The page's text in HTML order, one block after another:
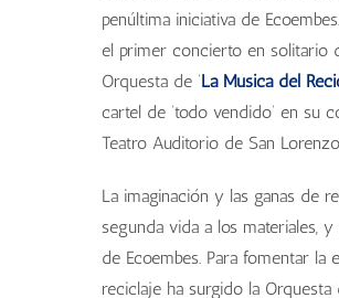
penúltima iniciativa de
el primer concierto en solitario
Orquesta de ‘La Música del
cartel de ‘todo vendido’ en su
Teatro Auditorio de San
La imaginación y las ganas de
segunda vida a los materiales,
de Ecoembes. Para fomentar
reciclaje ha surgido la Orquesta